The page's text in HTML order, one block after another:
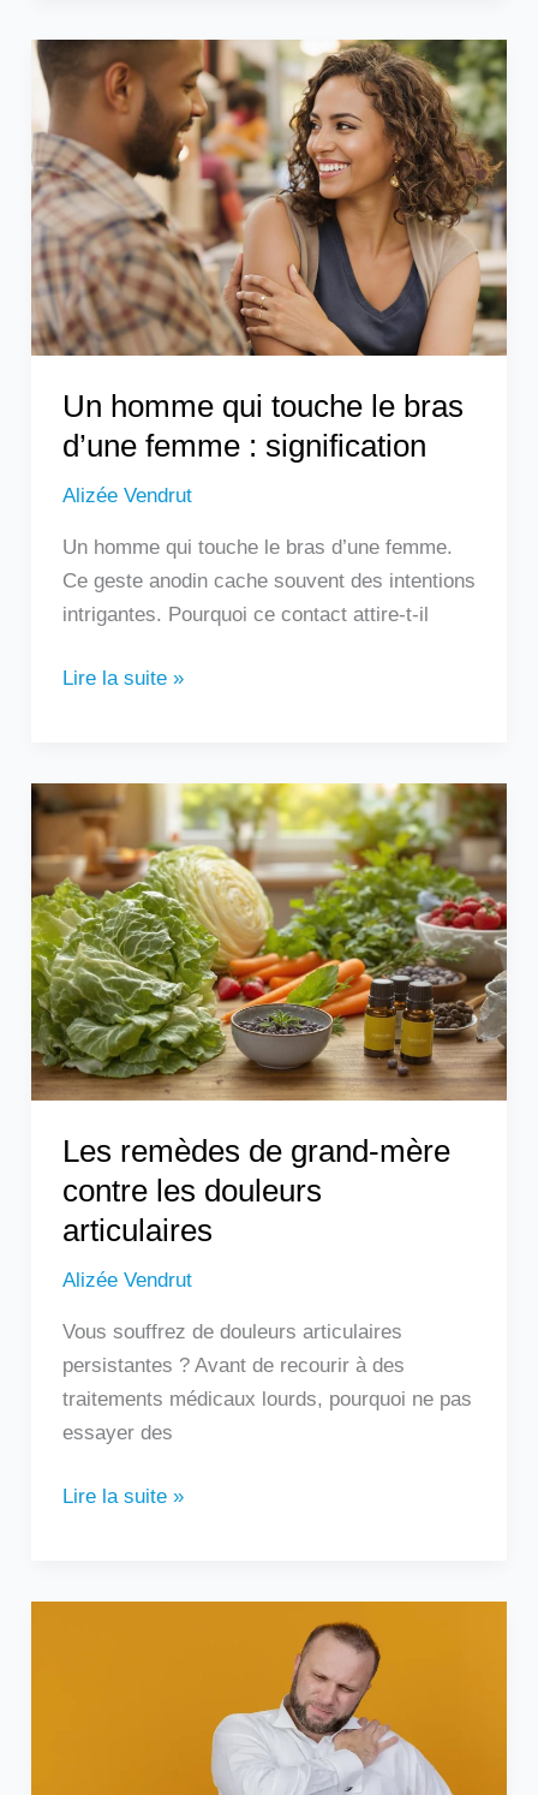
Un homme qui touche le bras
d’une femme : signification
Alizée Vendrut
Un homme qui touche le bras d’une femme.
Ce geste anodin cache souvent des intentions
intrigantes. Pourquoi ce contact attire-t-il
Un
homme
touche
le
bras
d’une
femme
:
signification
Lire la suite »
Les remèdes de grand-mère
contre les douleurs
articulaires
Alizée Vendrut
Vous souffrez de douleurs articulaires
persistantes ? Avant de recourir à des
traitements médicaux lourds, pourquoi ne pas
essayer des
Les
remèdes
de
grand-
mère
contre
les
douleurs
articulaires
Lire la suite »